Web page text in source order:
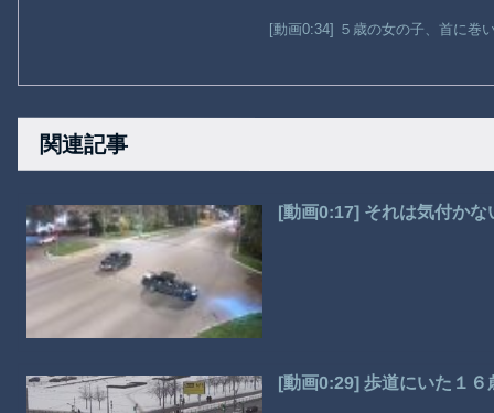
[動画0:34] ５歳の女の子、首に巻
関連記事
[動画0:17] それは気付か
[動画0:29] 歩道にいた１